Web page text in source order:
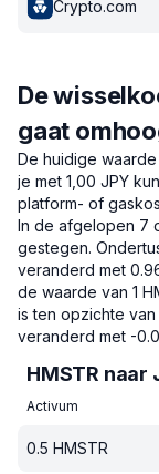
Crypto.com
De
gaat
De huidige waarde
je met 1,00 JPY
platform- of
In de afgelopen 7
gestegen.
veranderd met
de waarde van 1
is ten opzichte van
veranderd met -
HMSTR naar
Activum
0.5 HMSTR